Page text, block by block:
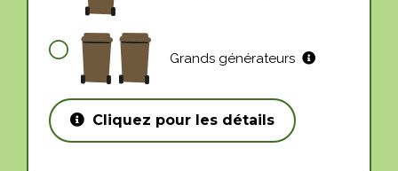
Grands générateurs
Cliquez pour les détails